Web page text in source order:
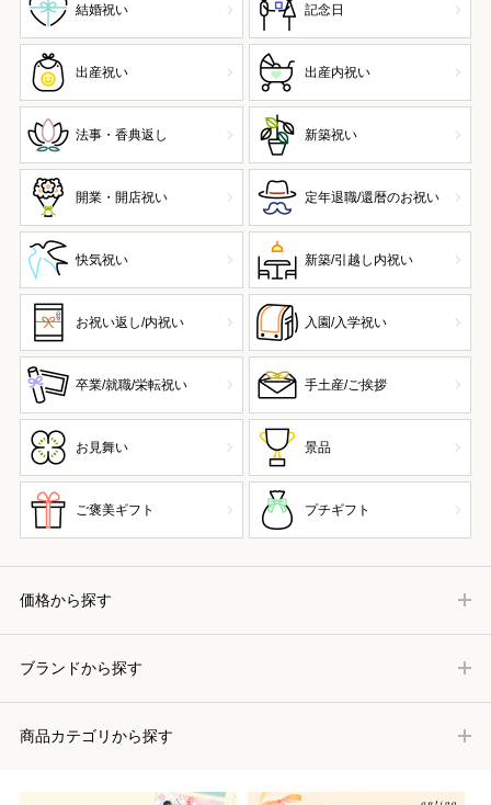
結婚祝い 記念日
出産祝い 出産内祝い
法事・香典返し 新築祝い
開業・開店祝い 定年退職/還暦のお祝い
快気祝い 新築/引越し内祝い
お祝い返し/内祝い 入園/入学祝い
卒業/就職/栄転祝い 手土産/ご挨拶
お見舞い 景品
ご褒美ギフト プチギフト
価格から探す
ブランドから探す
商品カテゴリから探す